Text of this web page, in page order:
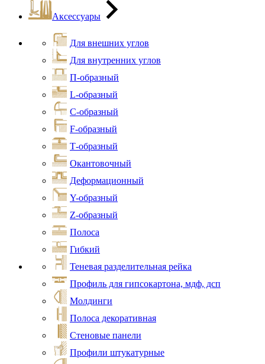
Аксессуары
Для внешних углов
Для внутренних углов
П-образный
L-образный
С-образный
F-образный
Т-образный
Окантовочный
Деформационный
Y-образный
Z-образный
Полоса
Гибкий
Теневая разделительная рейка
Профиль для гипсокартона, мдф, дсп
Молдинги
Полоса декоративная
Стеновые панели
Профили штукатурные